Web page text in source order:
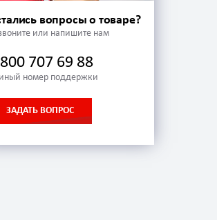
вопросы о товаре?
или напишите нам
707 69 88
номер поддержки
ЗАДАТЬ ВОПРОС